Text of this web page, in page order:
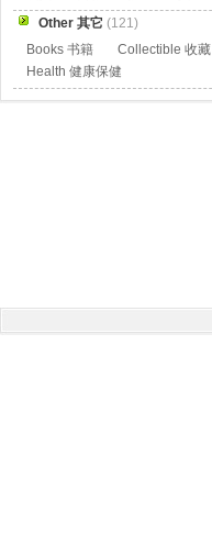
Other 其它 (121)
Books 书籍
Collectible 收藏
Health 健康保健